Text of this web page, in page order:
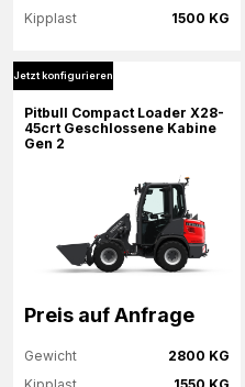
1500 KG
Kipplast
Mehr Informationen
Jetzt konfigurieren
Pitbull Compact Loader X28-
45crt Geschlossene Kabine
Gen 2
Preis auf Anfrage
2800 KG
Gewicht
1550 KG
Kipplast